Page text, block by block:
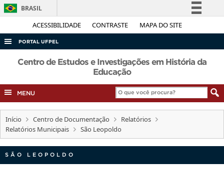
ACESSIBILIDADE CONTRASTE MAPA DO SITE
BRASIL
Simplifique!
Acesso à informação
Legislação
Canais
PORTAL UFPEL
ACESSO À INFORMAÇÃO
COBALTO
CONCURSOS
EDITAIS
Centro de Estudos e Investigações em História da
Educação
MENU
Início Centro de Documentação
Relatórios
Relatórios Municipais
São Leopoldo
SÃO LEOPOLDO